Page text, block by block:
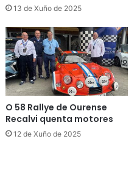
13 de Xuño de 2025
O 58 Rallye de Ourense
Recalvi quenta motores
12 de Xuño de 2025